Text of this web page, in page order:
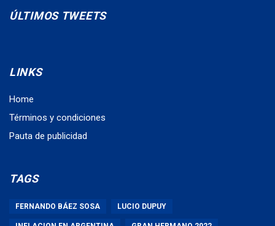
ÚLTIMOS TWEETS
LINKS
Home
Términos y condiciones
Pauta de publicidad
TAGS
FERNANDO BÁEZ SOSA LUCIO DUPUY